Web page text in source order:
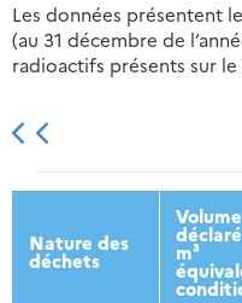
Les données présentent
(au 31 décembre de
radioactifs présents sur le
2013
Nature des
déchets
Volume
m³